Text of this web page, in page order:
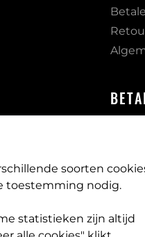
Bij
via
soorten
toestemming nodig.
statistieken zijn altijd